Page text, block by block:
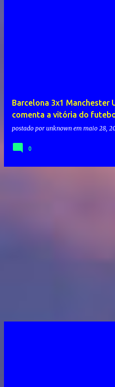
Barcelona 3x1 Manchester
comenta a vitória do
postado por unknown em maio 28,
0